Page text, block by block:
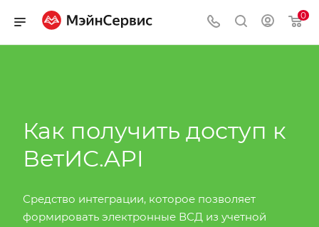
0
Как получить доступ к
ВетИС.API
Средство интеграции, которое позволяет
формировать электронные ВСД из учетной